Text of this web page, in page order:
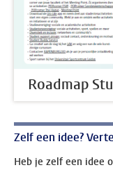
Roadmap
Zelf een idee?
Heb je zelf een idee